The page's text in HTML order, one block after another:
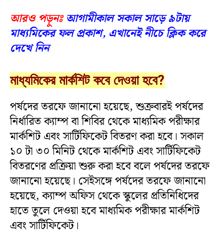
আরও পড়ুনঃ আগামীকাল সকাল সাড়ে ৯টায়
মাধ্যমিকের ফল প্রকাশ, এখানেই নীচে ক্লিক করে
দেখে নিন
মাধ্যমিকের মার্কশিট কবে দেওয়া হবে?
পর্ষদের তরফে জানানো হয়েছে, শুক্রবারই পর্ষদের
নির্ধারিত ক্যাম্প বা শিবির থেকে মাধ্যমিক পরীক্ষার
মার্কশিট এবং সার্টিফিকেট বিতরণ করা হবে। সকাল
১০ টা ৩০ মিনিট থেকে মার্কশিট এবং সার্টিফিকেট
বিতরণের প্রক্রিয়া শুরু করা হবে বলে পর্ষদের তরফে
জানানো হয়েছে। সেইসঙ্গে পর্ষদের তরফে জানানো
হয়েছে, ক্যাম্প অফিস থেকে স্কুলের প্রতিনিধিদের
হাতে তুলে দেওয়া হবে মাধ্যমিক পরীক্ষার মার্কশিট
এবং সার্টিফিকেট।